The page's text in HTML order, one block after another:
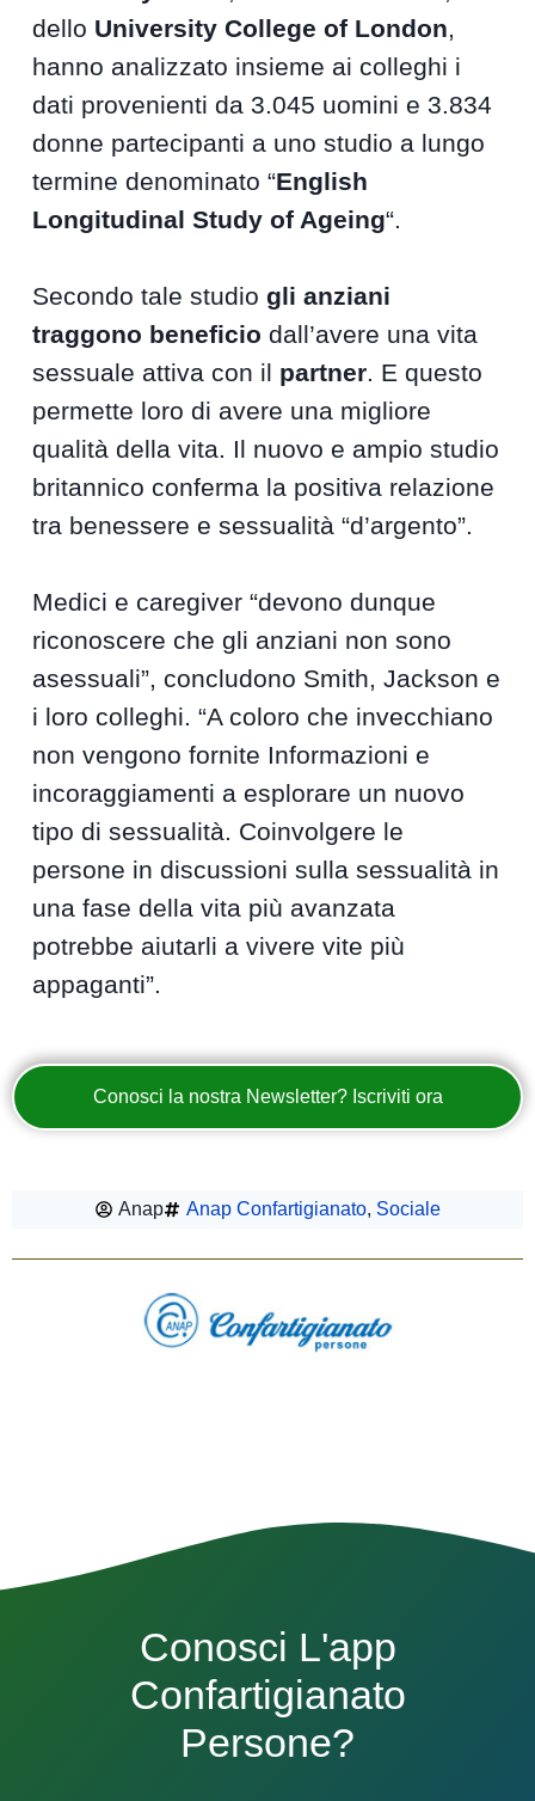
dello University College of London,
hanno analizzato insieme ai colleghi i
dati provenienti da 3.045 uomini e 3.834
donne partecipanti a uno studio a lungo
termine denominato “English
Longitudinal Study of Ageing“.
Secondo tale studiogli anziani
traggono beneficio dall’avere una vita
sessuale attiva con il partner. E questo
permette loro di avere una migliore
qualità della vita. Il nuovo e ampio studio
britannico conferma la positiva relazione
tra benessere e sessualità “d’argento”.
Medici e caregiver “devono dunque
riconoscere che gli anziani non sono
asessuali”, concludono Smith, Jackson e
i loro colleghi. “A coloro che invecchiano
non vengono fornite Informazioni e
incoraggiamenti a esplorare un nuovo
tipo di sessualità. Coinvolgere le
persone in discussioni sulla sessualità in
una fase della vita più avanzata
potrebbe aiutarli a vivere vite più
appaganti”.
Conosci la nostra Newsletter? Iscriviti ora
Anap Anap Confartigianato, Sociale
Conosci L'app
Confartigianato
Persone?